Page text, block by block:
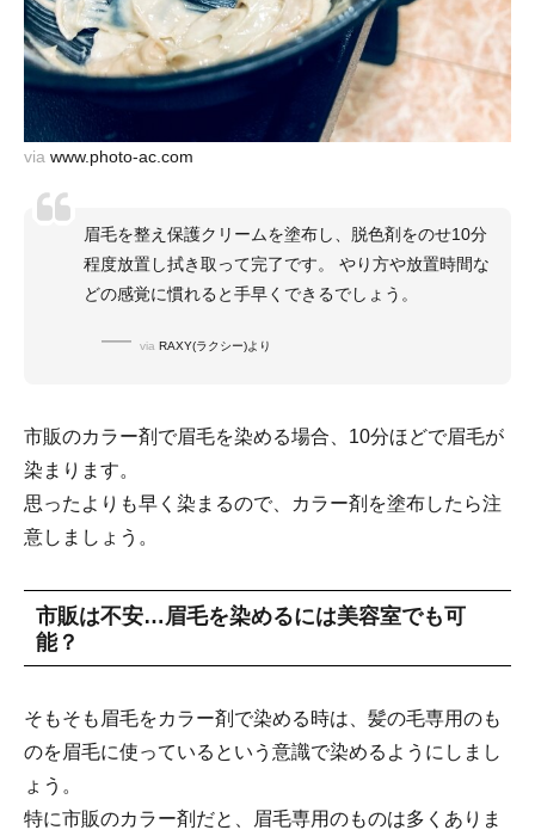
via www.photo-ac.com
眉毛を整え保護クリームを塗布し、脱色剤をのせ10分
程度放置し拭き取って完了です。 やり方や放置時間な
どの感覚に慣れると手早くできるでしょう。
via RAXY(ラクシー)より
市販のカラー剤で眉毛を染める場合、10分ほどで眉毛が
染まります。
思ったよりも早く染まるので、カラー剤を塗布したら注
意しましょう。
市販は不安…眉毛を染めるには美容室でも可
能？
そもそも眉毛をカラー剤で染める時は、髪の毛専用のも
のを眉毛に使っているという意識で染めるようにしまし
ょう。
特に市販のカラー剤だと、眉毛専用のものは多くありま